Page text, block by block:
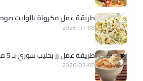
طريقة عمل مكرونة بالوايت
2026-07-08
طريقة عمل رز بحليب سوري بـ 5 مكونات
2026-07-08